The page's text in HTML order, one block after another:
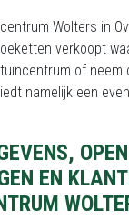
Wolters in
verkoopt
of
namelijk een
EN